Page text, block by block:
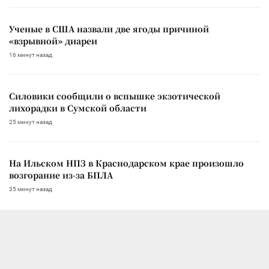
Ученые в США назвали две ягоды причиной
«взрывной» диареи
16 минут назад
Силовики сообщили о вспышке экзотической
лихорадки в Сумской области
25 минут назад
На Ильском НПЗ в Краснодарском крае произошло
возгорание из-за БПЛА
35 минут назад